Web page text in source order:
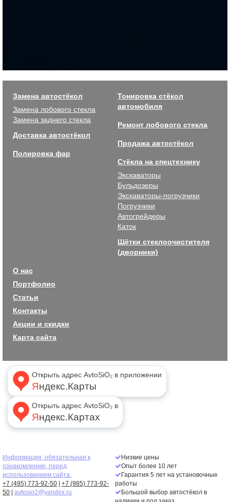
Замена автостёкол
Замена лобового стекла
Замена заднего стекла
Доставка автостёкол
Полировка фар
Тонировка стёкол
автомобиля
Ремонт лобового стекла
Продажа автостёкол
Стёкла на спецтехнику
Экскаваторы
Бульдозеры
Экскаваторы-погрузчики
Погрузчики
Автогрейдеры
Каток
Щётки стеклоочистителя
(дворники)
О нас
Портфолио
Статьи
Контакты
Акции и скидки
Карта сайта
Открыть адрес AvtoSiO₂ в приложении
Яндекс.Карты
Открыть адрес AvtoSiO₂ в
Яндекс.Картах
Информация, обязательная к
ознакомлению, перед
использованием сайта.
+7 (495) 773-92-50
+7 (985) 773-92-
50
avtosio2@yandex.ru
Низкие цены
Опыт более 10 лет
Гарантия 5 лет на установочные
работы
Большой выбор автостёкол в